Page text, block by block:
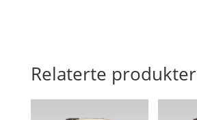
Relaterte produkter